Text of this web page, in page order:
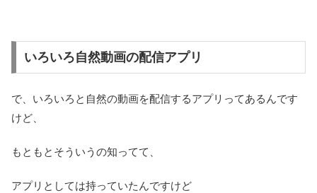
いろいろ自然動画の配信アプリ
で、いろいろと自然の動画を配信するアプリってあるんです
けど、
もともとそういうの知ってて、
アプリとしては持っていたんですけど